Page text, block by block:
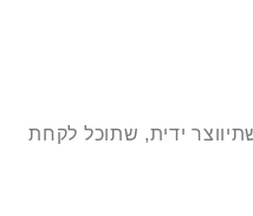
ידית, שתוכל לקחת